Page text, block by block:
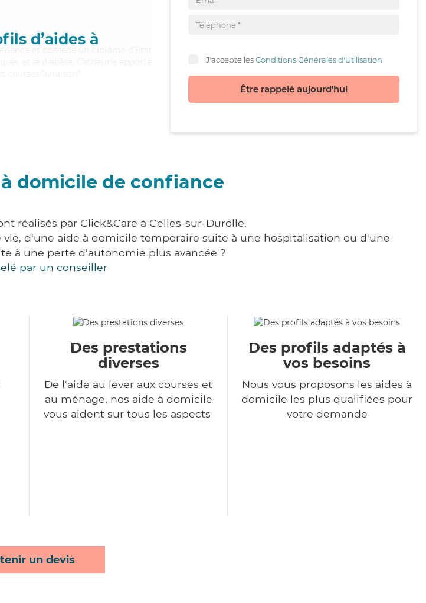
d’aides à
et possède un diplôme d'Etat
et le diabète, Catherine apporte
J'accepte lesConditions Générales d'Utilisation
Être rappelé aujourd'hui
domicile de confiance
réalisés par Click&Care à Celles-sur-Durolle.
d'une aide à domicile temporaire suite à une hospitalisation ou d'une
à une perte d'autonomie plus avancée ?
par un conseiller
Des prestations
diverses
De l'aide au lever aux courses et
au ménage, nos aide à domicile
vous aident sur tous les aspects
Des profils adaptés à
vos besoins
Nous vous proposons les aides à
domicile les plus qualifiées pour
votre demande
un devis